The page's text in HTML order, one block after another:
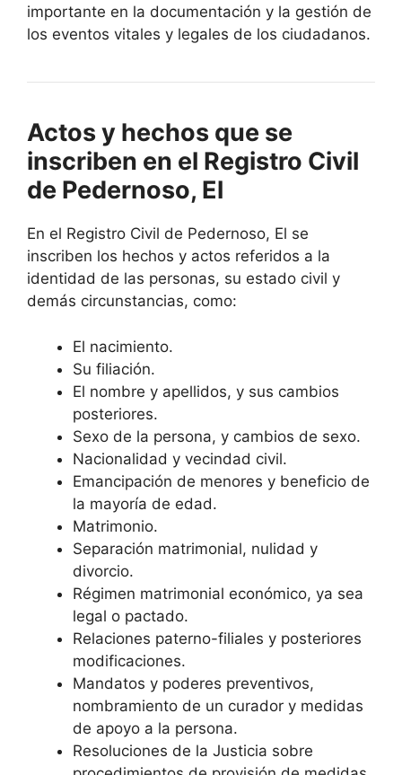
importante en la documentación y la gestión de
los eventos vitales y legales de los ciudadanos.
Actos y hechos que se
inscriben en el Registro Civil
de Pedernoso, El
En el Registro Civil de Pedernoso, El se
inscriben los hechos y actos referidos a la
identidad de las personas, su estado civil y
demás circunstancias, como:
El nacimiento.
Su filiación.
El nombre y apellidos, y sus cambios
posteriores.
Sexo de la persona, y cambios de sexo.
Nacionalidad y vecindad civil.
Emancipación de menores y beneficio de
la mayoría de edad.
Matrimonio.
Separación matrimonial, nulidad y
divorcio.
Régimen matrimonial económico, ya sea
legal o pactado.
Relaciones paterno-filiales y posteriores
modificaciones.
Mandatos y poderes preventivos,
nombramiento de un curador y medidas
de apoyo a la persona.
Resoluciones de la Justicia sobre